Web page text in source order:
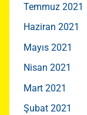
Temmuz 2021
Haziran 2021
Mayıs 2021
Nisan 2021
Mart 2021
Şubat 2021